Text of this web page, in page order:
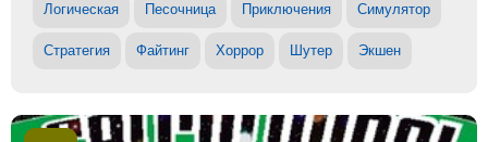
Логическая Песочница Приключения Симулятор
Стратегия Файтинг Хоррор Шутер Экшен